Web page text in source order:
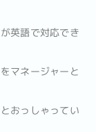
英語で対応でき
マネージャーと
おっしゃってい